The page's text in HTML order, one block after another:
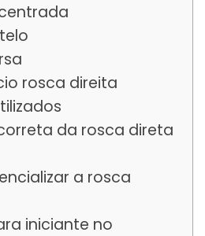
rosca direita
da rosca direta
a rosca
iniciante no